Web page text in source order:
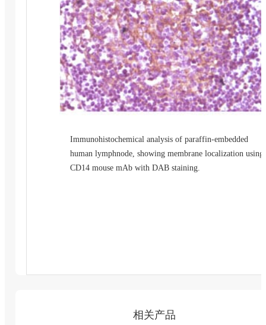
Immunohistochemical analysis of paraffin-embedded
human lymphnode, showing membrane localization using
CD14 mouse mAb with DAB staining.
相关产品